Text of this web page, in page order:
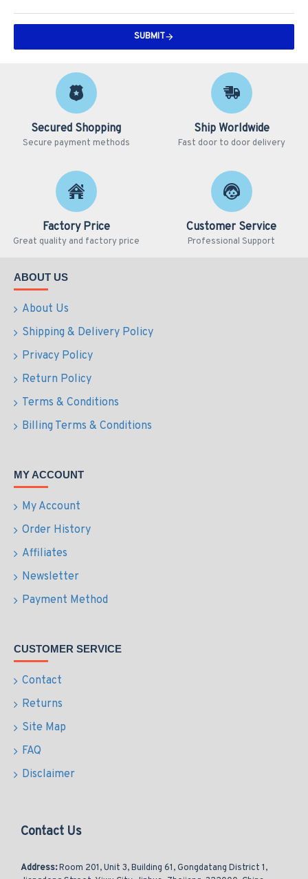
SUBMIT
Secured Shopping
Secure payment methods
Ship Worldwide
Fast door to door delivery
Factory Price
Great quality and factory price
Customer Service
Professional Support
ABOUT US
About Us
Shipping & Delivery Policy
Privacy Policy
Return Policy
Terms & Conditions
Billing Terms & Conditions
MY ACCOUNT
My Account
Order History
Affiliates
Newsletter
Payment Method
CUSTOMER SERVICE
Contact
Returns
Site Map
FAQ
Disclaimer
Contact Us
Address:Room 201, Unit 3, Building 61, Gongdatang District 1,